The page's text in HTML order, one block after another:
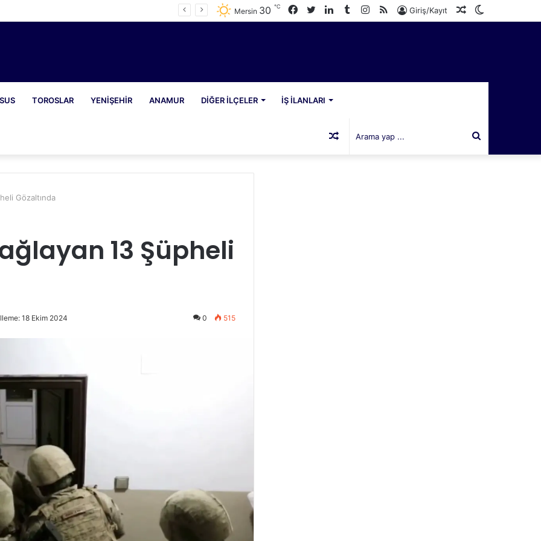
Şahıs Yakalandı
Rastgele
Giriş/Kayıt
RSS
Instagram
Tumblr
LinkedIn
Twitter
Facebook
Mersin 30 ℃
TOROSLAR YENIŞEHIR ANAMUR DIĞER İLÇELER İŞ İLANLARI
Arama
Rastgele
Gözaltında
13 Şüpheli
18 Ekim 2024 0 515